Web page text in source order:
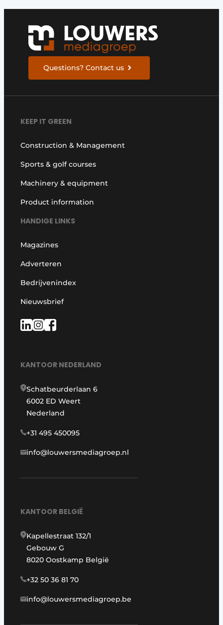
Questions? Contact us
KEEP IT GREEN
Construction & Management
Sports & golf courses
Machinery & equipment
Product information
HANDIGE LINKS
Magazines
Adverteren
Bedrijvenindex
Nieuwsbrief
KANTOOR NEDERLAND
Schatbeurderlaan 6
6002 ED Weert
Nederland
+31 495 450095
info@louwersmediagroep.nl
KANTOOR BELGIË
Kapellestraat 132/1
Gebouw G
8020 Oostkamp België
+32 50 36 81 70
info@louwersmediagroep.be